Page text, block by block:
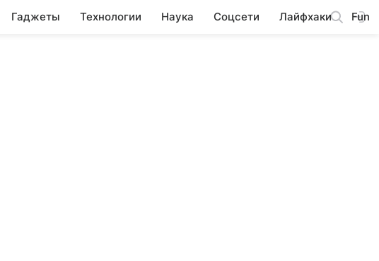
Гаджеты Технологии Наука Соцсети Лайфхаки Fun